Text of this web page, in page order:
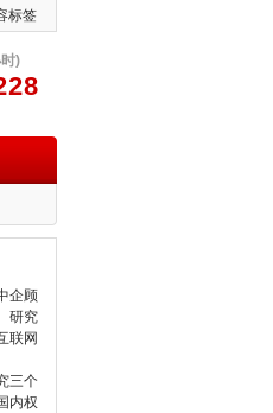
标签
)
企顾
研究
联网
三个
内权